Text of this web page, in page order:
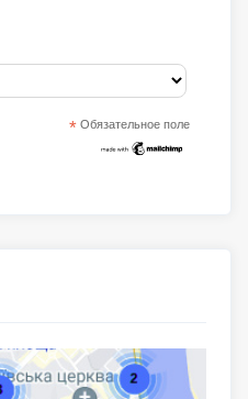
* Обязательное поле